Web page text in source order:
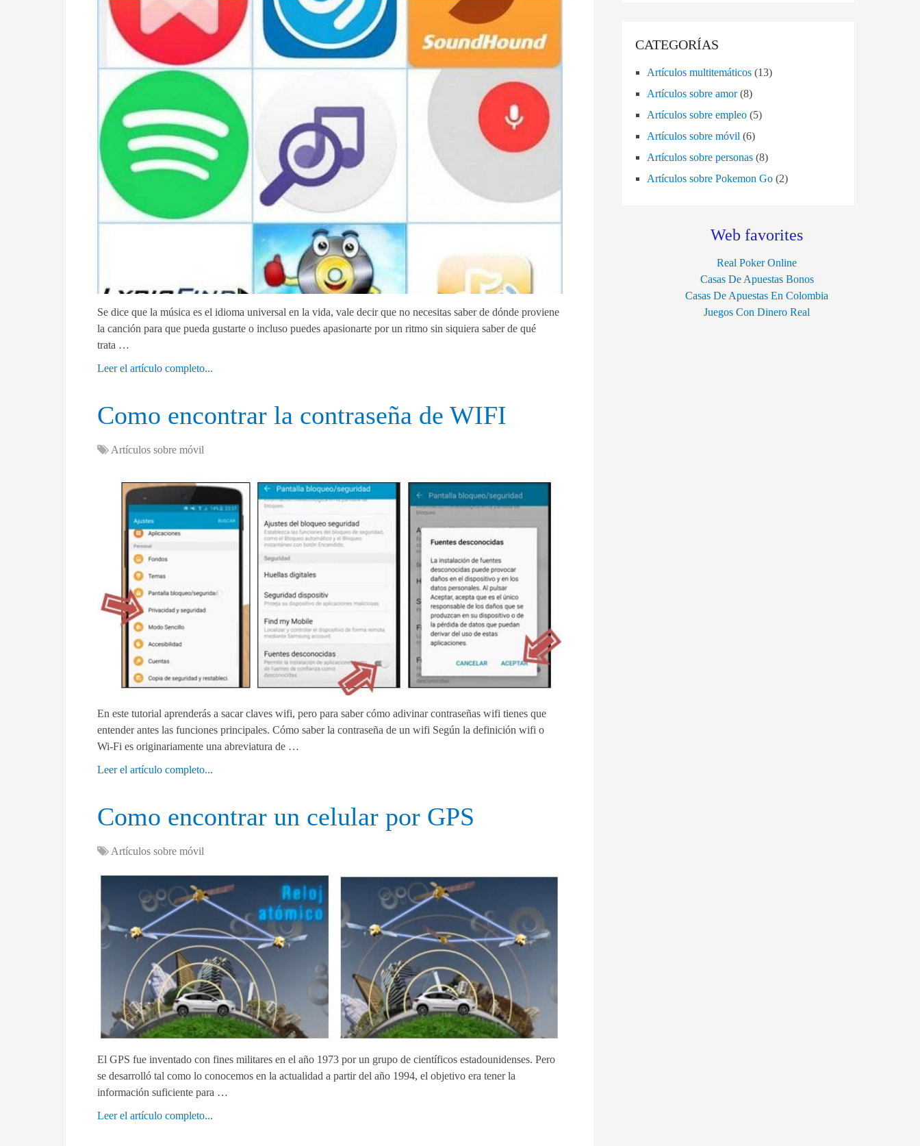
Se dice que la música es el idioma universal en la vida, vale decir que no necesitas saber de dónde proviene
la canción para que pueda gustarte o incluso puedes apasionarte por un ritmo sin siquiera saber de qué
trata …
Leer el artículo completo...
Como encontrar la contraseña de WIFI
Artículos sobre móvil
En este tutorial aprenderás a sacar claves wifi, pero para saber cómo adivinar contraseñas wifi tienes que
entender antes las funciones principales. Cómo saber la contraseña de un wifi Según la definición wifi o
Wi-Fi es originariamente una abreviatura de …
Leer el artículo completo...
Como encontrar un celular por GPS
Artículos sobre móvil
El GPS fue inventado con fines militares en el año 1973 por un grupo de científicos estadounidenses. Pero
se desarrolló tal como lo conocemos en la actualidad a partir del año 1994, el objetivo era tener la
información suficiente para …
Leer el artículo completo...
CATEGORÍAS
Artículos multitemáticos (13)
Artículos sobre amor(8)
Artículos sobre empleo (5)
Artículos sobre móvil (6)
Artículos sobre personas (8)
Artículos sobre Pokemon Go (2)
Web favorites
Real Poker Online
Casas De Apuestas Bonos
Casas De Apuestas En Colombia
Juegos Con Dinero Real